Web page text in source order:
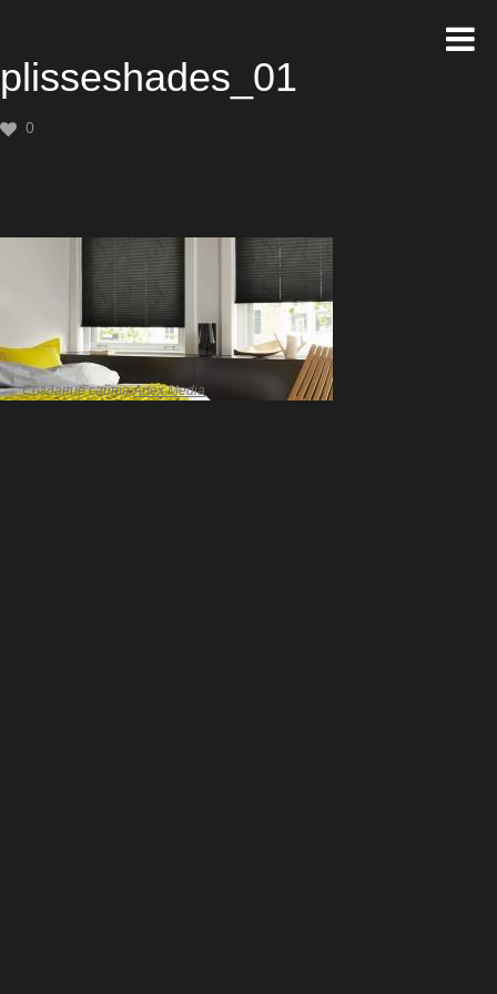
plisseshades_01
0
Создание сайтаArtex Media